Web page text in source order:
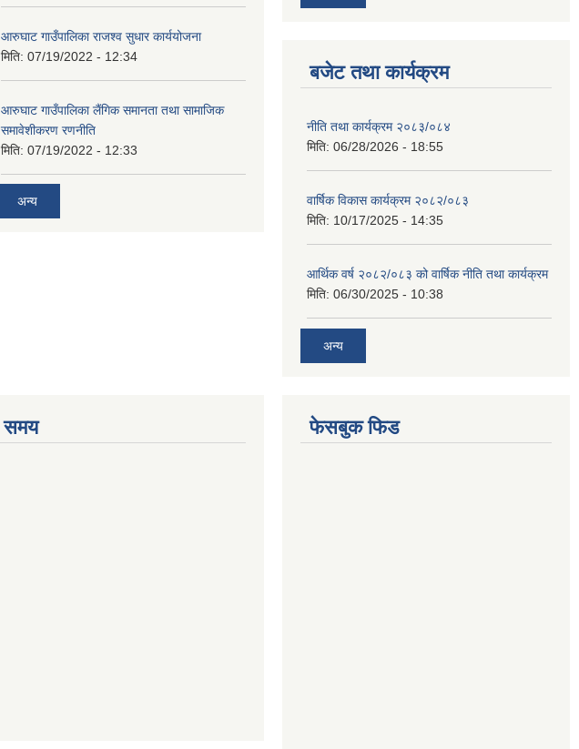
आरुघाट गाउँपालिका राजश्व सुधार कार्ययोजना
मिति: 07/19/2022 - 12:34
आरुघाट गाउँपालिका लैंगिक समानता तथा सामाजिक
समावेशीकरण रणनीति
मिति: 07/19/2022 - 12:33
अन्य
बजेट तथा कार्यक्रम
नीति तथा कार्यक्रम २०८३/०८४
मिति: 06/28/2026 - 18:55
वार्षिक विकास कार्यक्रम २०८२/०८३
मिति: 10/17/2025 - 14:35
आर्थिक वर्ष २०८२/०८३ को वार्षिक नीति तथा कार्यक्रम
मिति: 06/30/2025 - 10:38
अन्य
समय फेसबुक फिड